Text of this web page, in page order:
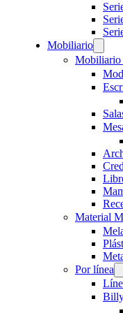
Mobiliario
Mobiliario
Material
Por línea